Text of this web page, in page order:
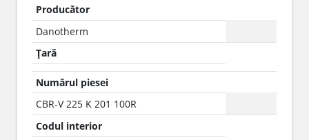
Producător
Danotherm
Țară
Numărul piesei
CBR-V 225 K 201 100R
Codul interior